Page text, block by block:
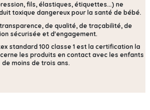
fils, élastiques, étiquettes...) ne
toxique dangereux pour la santé de bébé.
de qualité, de traçabilité, de
sécurisée et d'engagement.
standard 100 classe 1 est la certification la
les produits en contact avec les enfants
de moins de trois ans.